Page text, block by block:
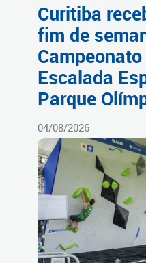
Curitiba
fim de
Escalada
Parque
04/08/2026